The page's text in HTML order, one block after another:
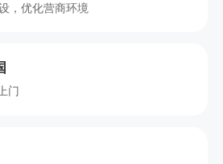
，优化营商环境
门